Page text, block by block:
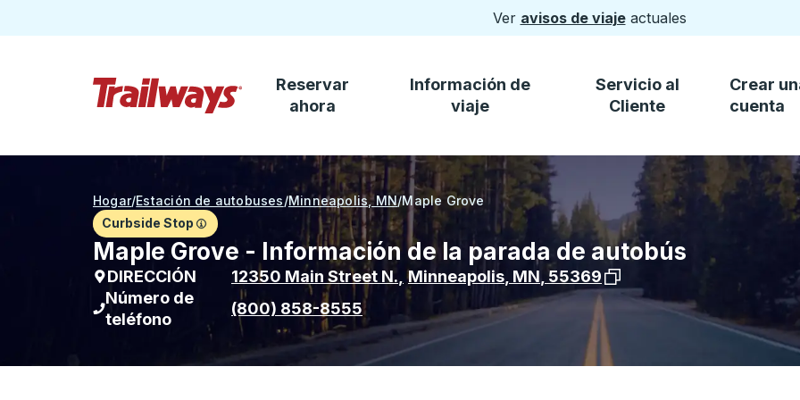
Ver avisos de viajeactuales
Saltar al contenido principal
Reservar
ahora
Información de
viaje
Servicio al
Cliente
Crear
cuenta
Hogar/Estación de autobuses/Minneapolis, MN/Maple Grove
Curbside Stop
Maple Grove - Información de la parada de autobús
DIRECCIÓN 12350 Main Street N. Minneapolis MN 55369 Ver la ubicación de la
Número de
teléfono
(800) 858-8555